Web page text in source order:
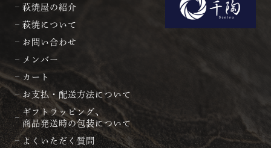
萩焼屋の紹介
萩焼について
お問い合わせ
メンバー
カート
お支払・配送方法について
ギフトラッピング、
商品発送時の包装について
よくいただく質問